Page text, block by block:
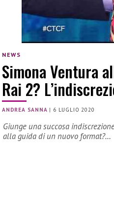
NEWS
Simona Ventura
Rai 2?
ANDREA SANNA | 6 LUGLIO 2020
Giunge una succosa
alla guida di un nuovo format?…